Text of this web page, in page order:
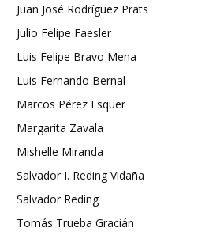
Juan José Rodríguez Prats
Julio Felipe Faesler
Luis Felipe Bravo Mena
Luis Fernando Bernal
Marcos Pérez Esquer
Margarita Zavala
Mishelle Miranda
Salvador I. Reding Vidaña
Salvador Reding
Tomás Trueba Gracián